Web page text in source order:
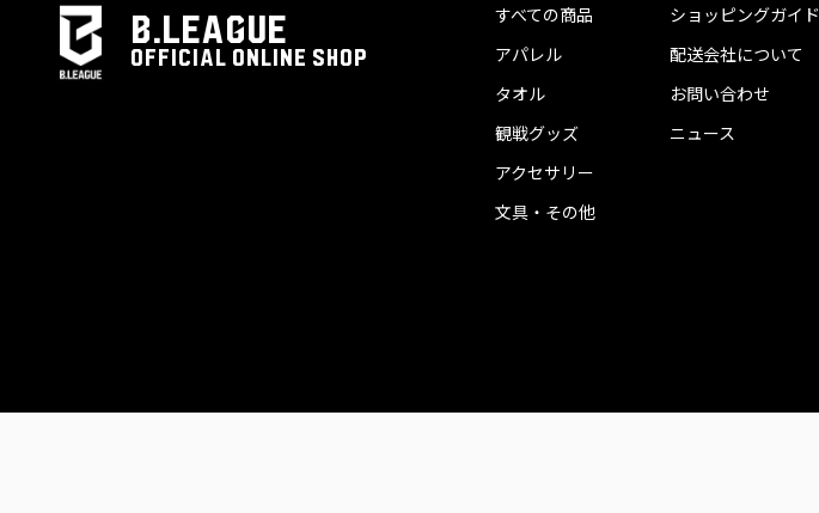
B.LEAGUE
OFFICIAL ONLINE SHOP
すべての商品
アパレル
タオル
観戦グッズ
アクセサリー
文具・その他
ショッピングガイド
配送会社について
お問い合わせ
ニュース